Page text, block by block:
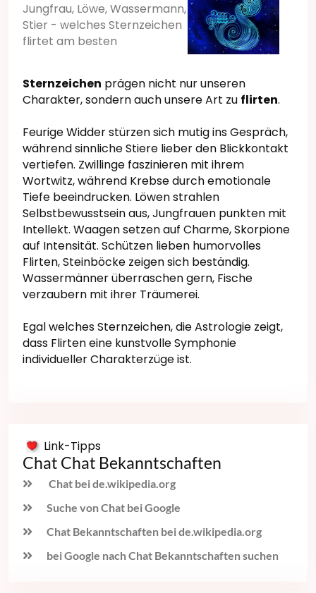
Jungfrau, Löwe, Wassermann,
Stier - welches Sternzeichen
flirtet am besten
Sternzeichen prägen nicht nur unseren
Charakter, sondern auch unsere Art zu flirten.
Feurige Widder stürzen sich mutig ins Gespräch,
während sinnliche Stiere lieber den Blickkontakt
vertiefen. Zwillinge faszinieren mit ihrem
Wortwitz, während Krebse durch emotionale
Tiefe beeindrucken. Löwen strahlen
Selbstbewusstsein aus, Jungfrauen punkten mit
Intellekt. Waagen setzen auf Charme, Skorpione
auf Intensität. Schützen lieben humorvolles
Flirten, Steinböcke zeigen sich beständig.
Wassermänner überraschen gern, Fische
verzaubern mit ihrer Träumerei.
Egal welches Sternzeichen, die Astrologie zeigt,
dass Flirten eine kunstvolle Symphonie
individueller Charakterzüge ist.
Link-Tipps
Chat Chat Bekanntschaften
Chat bei de.wikipedia.org
Suche von Chat bei Google
Chat Bekanntschaften bei de.wikipedia.org
bei Google nach Chat Bekanntschaften suchen